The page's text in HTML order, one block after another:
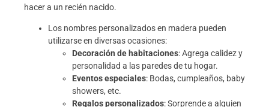
hacer a un recién nacido.
Los nombres personalizados en madera pueden
utilizarse en diversas ocasiones:
Decoración de habitaciones: Agrega calidez y
personalidad a las paredes de tu hogar.
Eventos especiales: Bodas, cumpleaños, baby
showers, etc.
Regalos personalizados: Sorprende a alguien